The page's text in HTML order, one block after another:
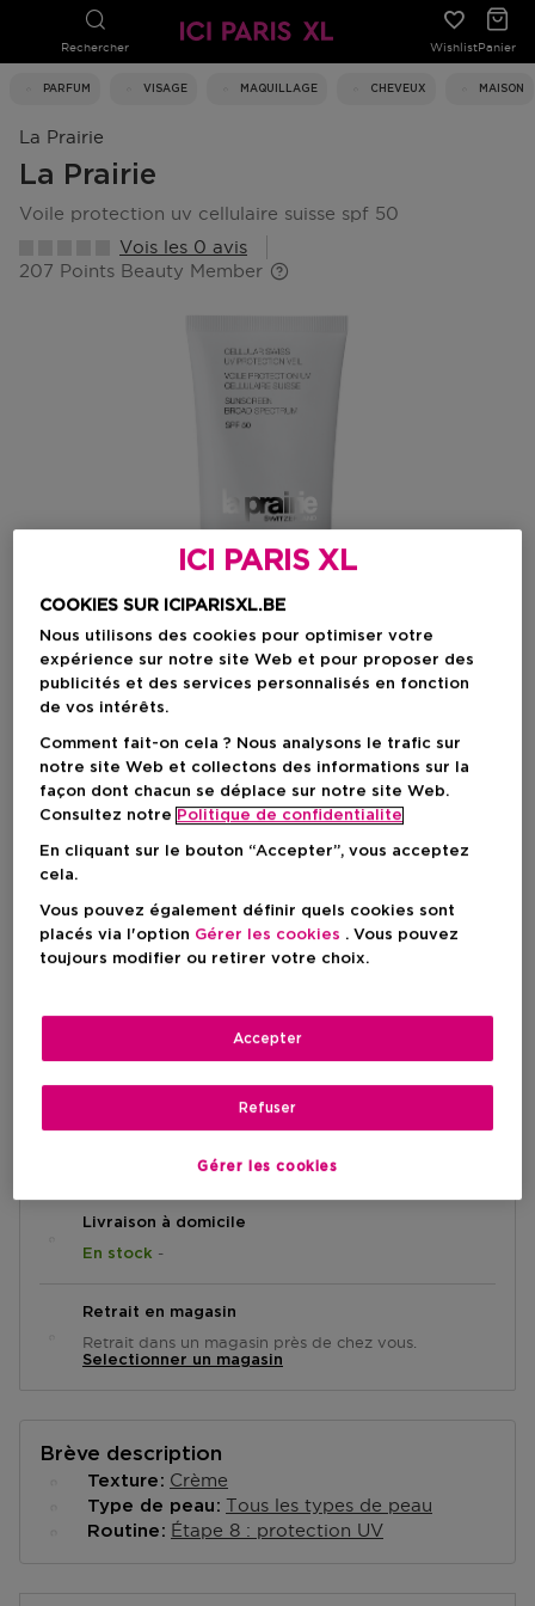
Rechercher WishlistPanier
PARFUM VISAGE MAQUILLAGE CHEVEUX MAISON
La Prairie
La Prairie
voile protection uv cellulaire suisse spf 50
Vois les 0 avis
207 Points Beauty Member
Choisissez votre format
50 ML En stock
50 ML
Prix promotionnel
207,92 €
226,00 €
Prix promotionnel
207,92 €
Prix de vente conseillé
AJOUTER AU PANIER
Livraison à domicile
En stock -
Retrait en magasin
Retrait dans un magasin près de chez vous.
Selectionner un magasin
Brève description
Texture Crème
Type de peau Tous les types de peau
Routine Étape 8 : protection UV
ICI PARIS XL
COOKIES SUR ICIPARISXL.BE
Nous utilisons des cookies pour optimiser votre
expérience sur notre site Web et pour proposer des
publicités et des services personnalisés en fonction
de vos intérêts.
Comment fait-on cela ? Nous analysons le trafic sur
notre site Web et collectons des informations sur la
façon dont chacun se déplace sur notre site Web.
Consultez notre Politique de confidentialite
En cliquant sur le bouton “Accepter”, vous acceptez
cela.
Vous pouvez également définir quels cookies sont
placés via l'option Gérer les cookies . Vous pouvez
toujours modifier ou retirer votre choix.
Gérer les cookies
Refuser
Accepter